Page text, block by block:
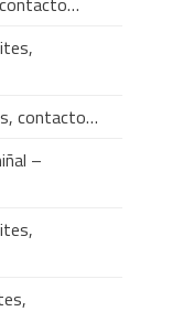
contacto…
–